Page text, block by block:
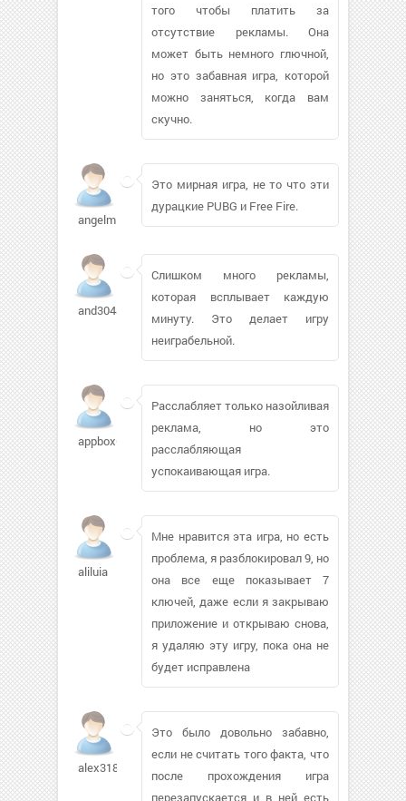
того чтобы платить за
отсутствие рекламы. Она
может быть немного глючной,
но это забавная игра, которой
можно заняться, когда вам
скучно.
angelminsk295
Это мирная игра, не то что эти
дурацкие PUBG и Free Fire.
and3048505
Слишком много рекламы,
которая всплывает каждую
минуту. Это делает игру
неиграбельной.
appbox614
Расслабляет только назойливая
реклама, но это
расслабляющая
успокаивающая игра.
aliluia
Мне нравится эта игра, но есть
проблема, я разблокировал 9, но
она все еще показывает 7
ключей, даже если я закрываю
приложение и открываю снова,
я удаляю эту игру, пока она не
будет исправлена
alex318i356
Это было довольно забавно,
если не считать того факта, что
после прохождения игра
перезапускается и в ней есть